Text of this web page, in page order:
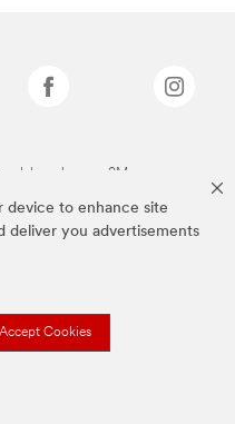
device to enhance site
deliver you advertisements
Accept Cookies
van 3M.we